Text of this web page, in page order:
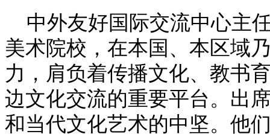
中外友好国际交流中心主
美术院校，在本国、本区域
力，肩负着传播文化、教书
边文化交流的重要平台。出
和当代文化艺术的中坚。他